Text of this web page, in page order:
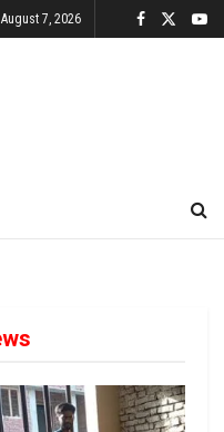
August 7, 2026